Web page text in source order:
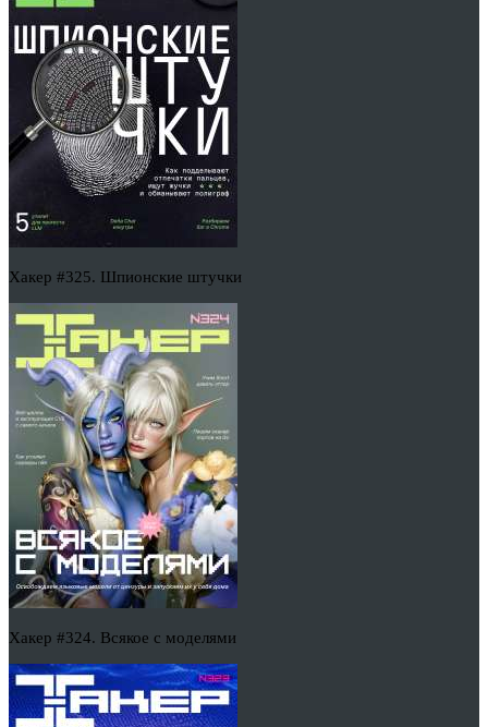
Хакер #325. Шпионские штучки
Хакер #324. Всякое с моделями